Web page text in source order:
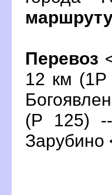
Перевоз
12 км
(Р 125)
Зарубино